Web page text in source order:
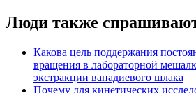
Люди также
Какова цель поддержания
вращения в лабораторной
экстракции ванадиевого шлака
Почему для кинетических